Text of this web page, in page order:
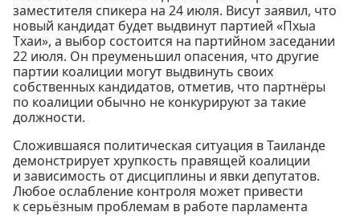
заместителя спикера на 24 июля. Висут заявил, что
новый кандидат будет выдвинут партией «Пхыа
Тхаи», а выбор состоится на партийном заседании
22 июля. Он преуменьшил опасения, что другие
партии коалиции могут выдвинуть своих
собственных кандидатов, отметив, что партнёры
по коалиции обычно не конкурируют за такие
должности.
Сложившаяся политическая ситуация в Таиланде
демонстрирует хрупкость правящей коалиции
и зависимость от дисциплины и явки депутатов.
Любое ослабление контроля может привести
к серьёзным проблемам в работе парламента